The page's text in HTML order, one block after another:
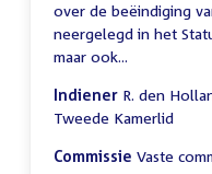
over de beëindiging
neergelegd in het
maar ook...
Indiener R. den
Tweede Kamerlid
Commissie Vaste